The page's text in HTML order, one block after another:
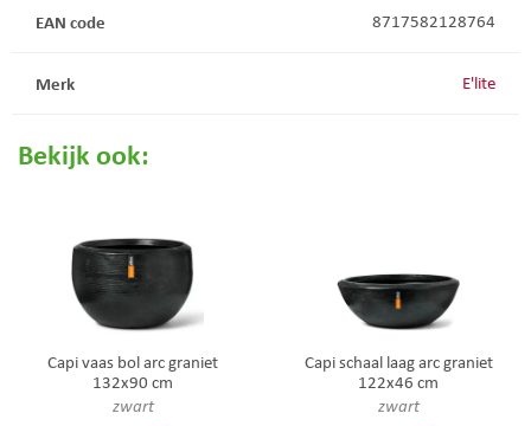
EAN code 8717582128764
Merk E'lite
Bekijk ook:
Capi vaas bol arc graniet
132x90 cm
zwart
Capi schaal laag arc graniet
122x46 cm
zwart